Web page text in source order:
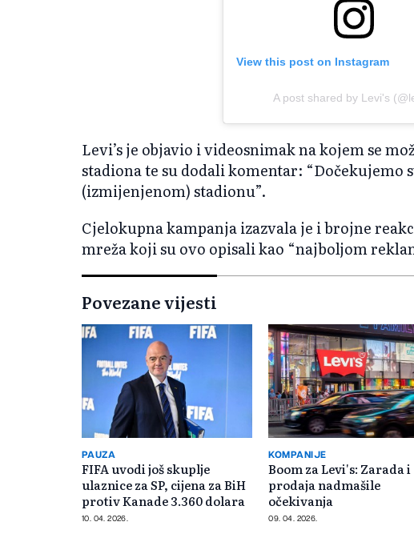
View this post on Instagram
A post shared by Levi's
Levi’s je objavio i videosnimak na kojem se
stadiona te su dodali komentar: “Dočekujemo
(izmijenjenom) stadionu”.
Cjelokupna kampanja izazvala je i brojne
mreža koji su ovo opisali kao “najboljom
Povezane vijesti
PAUZA
FIFA uvodi još skuplje
ulaznice za SP, cijena za BiH
protiv Kanade 3.360 dolara
10. 04. 2026.
KOMPANIJE
Boom za Levi's: Zarada i
prodaja nadmašile
očekivanja
09. 04. 2026.